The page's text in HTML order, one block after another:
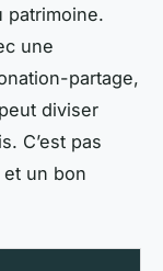
patrimoine.
une
partage,
diviser
C’est pas
un bon